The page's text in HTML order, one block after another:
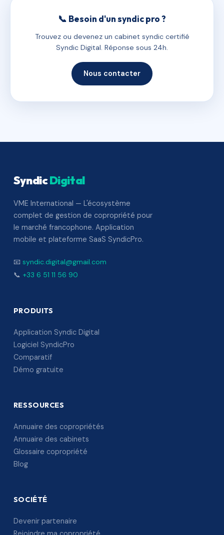
📞 Besoin d'un syndic pro ?
Trouvez ou devenez un cabinet syndic certifié
Syndic Digital. Réponse sous 24h.
Nous contacter
SyndicDigital
VME International — L'écosystème
complet de gestion de copropriété pour
le marché francophone. Application
mobile et plateforme SaaS SyndicPro.
📧 syndic.digital@gmail.com
📞 +33 6 51 11 56 90
PRODUITS
Application Syndic Digital
Logiciel SyndicPro
Comparatif
Démo gratuite
RESSOURCES
Annuaire des copropriétés
Annuaire des cabinets
Glossaire copropriété
Blog
SOCIÉTÉ
Devenir partenaire